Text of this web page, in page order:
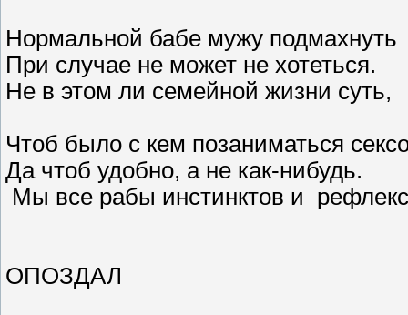
Нормальной бабе мужу подмахнуть
При случае не может не хотеться.
Не в этом ли семейной жизни суть,
Чтоб было с кем позаниматься
Да чтоб удобно, а не как-нибудь.
Мы все рабы инстинктов и
ОПОЗДАЛ